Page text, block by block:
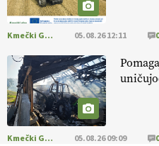
Kmečki Glas 05.08.26 12:11 0
Kmečki Glas 05.08.26 09:09 0